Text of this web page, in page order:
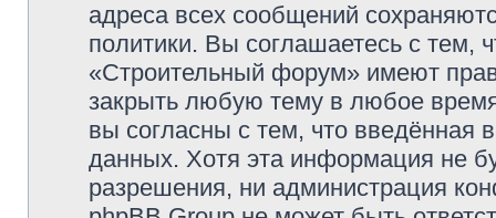
адреса всех сообщений
политики. Вы соглашаетесь с тем,
«Строительный форум» имеют
закрыть любую тему в любое
вы согласны с тем, что введённая
данных. Хотя эта информация не
разрешения, ни администрация